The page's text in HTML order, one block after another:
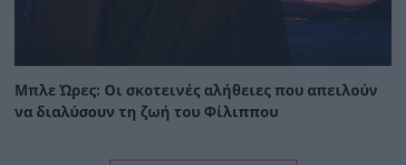
Μπλε Ώρες: Οι σκοτεινές αλήθειες που απειλούν
να διαλύσουν τη ζωή του Φίλιππου